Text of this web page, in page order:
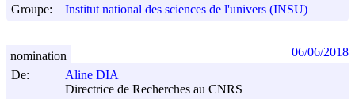
Groupe:
Institut national des sciences de l'univers (INSU)
De:
Aline DIA
Directrice de Recherches au CNRS
nomination 06/06/2018